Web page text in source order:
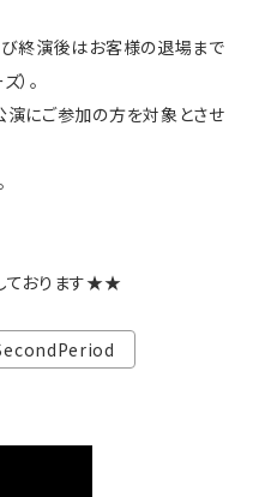
終演後はお客様の退場まで
）。
にご参加の方を対象とさせ
ております★★